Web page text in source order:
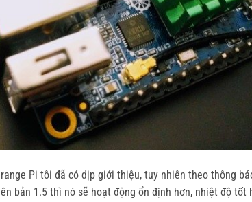
Pi tôi đã có dịp giới thiệu, tuy nhiên theo thông
bản 1.5 thì nó sẽ hoạt động ổn định hơn, nhiệt độ tốt